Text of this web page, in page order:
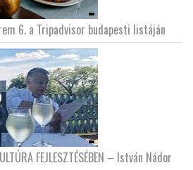
6. a Tripadvisor budapesti listáján
FEJLESZTÉSÉBEN – István Nádor